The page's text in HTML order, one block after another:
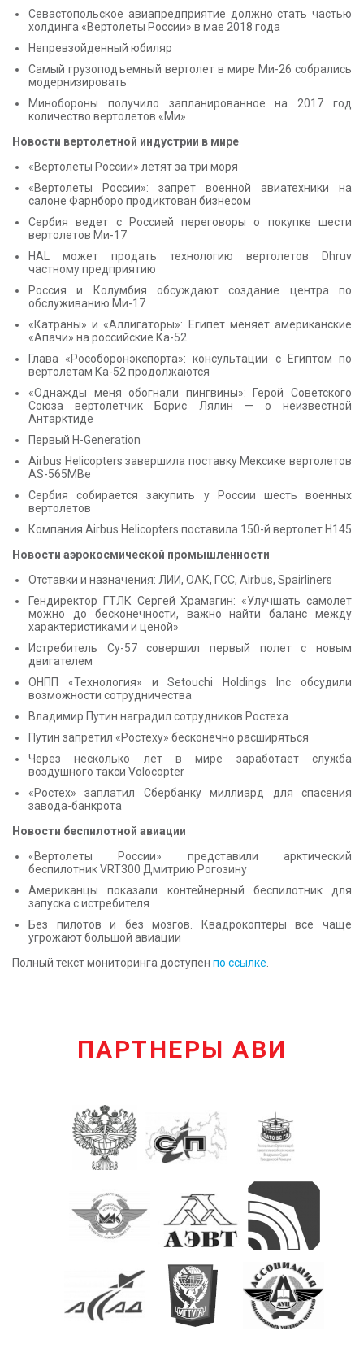
Севастопольское авиапредприятие должно стать частью
холдинга «Вертолеты России» в мае 2018 года
Непревзойденный юбиляр
Самый грузоподъемный вертолет в мире Ми-26 собрались
модернизировать
Минобороны получило запланированное на 2017 год
количество вертолетов «Ми»
Новости вертолетной индустрии в мире
«Вертолеты России» летят за три моря
«Вертолеты России»: запрет военной авиатехники на
салоне Фарнборо продиктован бизнесом
Сербия ведет с Россией переговоры о покупке шести
вертолетов Ми-17
HAL может продать технологию вертолетов Dhruv
частному предприятию
Россия и Колумбия обсуждают создание центра по
обслуживанию Ми-17
«Катраны» и «Аллигаторы»: Египет меняет американские
«Апачи» на российские Ка-52
Глава «Рособоронэкспорта»: консультации с Египтом по
вертолетам Ка-52 продолжаются
«Однажды меня обогнали пингвины»: Герой Советского
Союза вертолетчик Борис Лялин — о неизвестной
Антарктиде
Первый H-Generation
Airbus Helicopters завершила поставку Мексике вертолетов
AS-565MBe
Сербия собирается закупить у России шесть военных
вертолетов
Компания Airbus Helicopters поставила 150-й вертолет Н145
Новости аэрокосмической промышленности
Отставки и назначения: ЛИИ, ОАК, ГСС, Airbus, Spairliners
Гендиректор ГТЛК Сергей Храмагин: «Улучшать самолет
можно до бесконечности, важно найти баланс между
характеристиками и ценой»
Истребитель Су-57 совершил первый полет с новым
двигателем
ОНПП «Технология» и Setouchi Holdings Inc обсудили
возможности сотрудничества
Владимир Путин наградил сотрудников Ростеха
Путин запретил «Ростеху» бесконечно расширяться
Через несколько лет в мире заработает служба
воздушного такси Volocopter
«Ростех» заплатил Сбербанку миллиард для спасения
завода-банкрота
Новости беспилотной авиации
«Вертолеты России» представили арктический
беспилотник VRT300 Дмитрию Рогозину
Американцы показали контейнерный беспилотник для
запуска с истребителя
Без пилотов и без мозгов. Квадрокоптеры все чаще
угрожают большой авиации
Полный текст мониторинга доступен по ссылке
ПАРТНЕРЫ АВИ